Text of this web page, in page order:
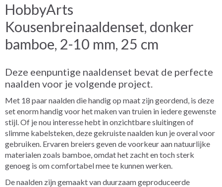
HobbyArts
Kousenbreinaaldenset, donker
bamboe, 2-10 mm, 25 cm
Deze eenpuntige naaldenset bevat de perfecte
naalden voor je volgende project.
Met 18 paar naalden die handig op maat zijn geordend, is deze
set enorm handig voor het maken van truien in iedere gewenste
stijl. Of je nou interesse hebt in onzichtbare sluitingen of
slimme kabelsteken, deze gekruiste naalden kun je overal voor
gebruiken. Ervaren breiers geven de voorkeur aan natuurlijke
materialen zoals bamboe, omdat het zacht en toch sterk
genoeg is om comfortabel mee te kunnen werken.
De naalden zijn gemaakt van duurzaam geproduceerde